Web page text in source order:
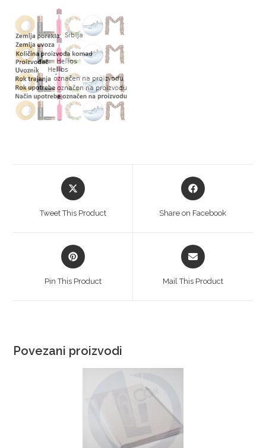
Tweet This Product Share on Facebook
Pin This Product Mail This Product
Povezani proizvodi